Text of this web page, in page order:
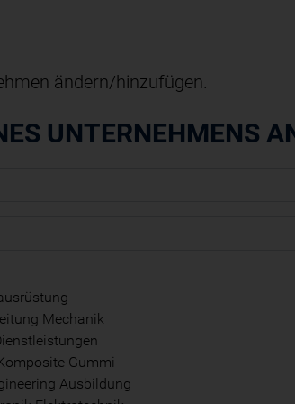
ändern/hinzufügen.
UNTERNEHMENS
Mechanik
Gummi
Ausbildung